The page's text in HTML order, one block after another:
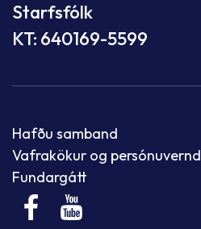
Starfsfólk
KT: 640169-5599
Hafðu samband
Vafrakökur og persónuvernd
Fundargátt